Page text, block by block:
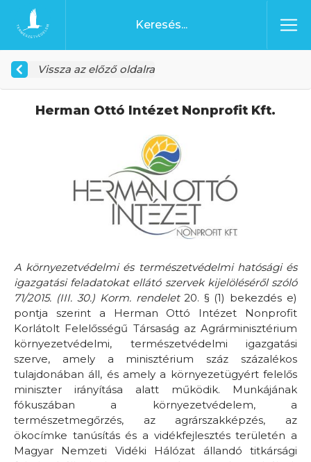
Ugrás a tartalomhoz
Főoldal
Vissza az előző oldalra
Herman Ottó Intézet Nonprofit Kft.
A környezetvédelmi és természetvédelmi hatósági és
igazgatási feladatokat ellátó szervek kijelöléséről szóló
71/2015. (III. 30.) Korm. rendelet20. § (1) bekezdés e)
pontja szerint a Herman Ottó Intézet Nonprofit
Korlátolt Felelősségű Társaság az Agrárminisztérium
környezetvédelmi, természetvédelmi igazgatási
szerve, amely a minisztérium száz százalékos
tulajdonában áll, és amely a környezetügyért felelős
miniszter irányítása alatt működik. Munkájának
fókuszában a környezetvédelem, a
természetmegőrzés, az agrárszakképzés, az
ökocímke tanúsítás és a vidékfejlesztés területén a
Magyar Nemzeti Vidéki Hálózat állandó titkársági